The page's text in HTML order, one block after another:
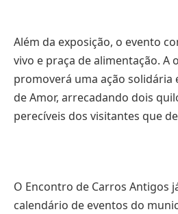
Além da exposição, o evento
vivo e praça de alimentação. A
promoverá uma ação solidária
de Amor, arrecadando dois
perecíveis dos visitantes que
O Encontro de Carros Antigos
calendário de eventos do